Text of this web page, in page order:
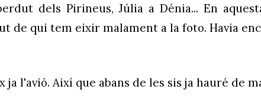
dels Pirineus, Júlia a Dénia... En
de qui tem eixir malament a la foto. Havia
l'avió. Així que abans de les sis ja hauré de